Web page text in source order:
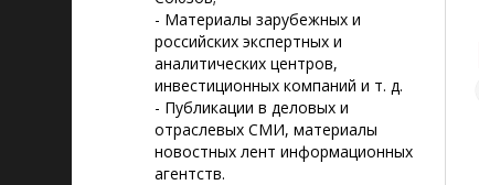
- Материалы зарубежных и
российских экспертных и
аналитических центров,
инвестиционных компаний и т. д.
- Публикации в деловых и
отраслевых СМИ, материалы
новостных лент информационных
агентств.